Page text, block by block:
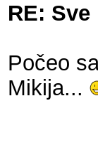
RE:
Počeo
Mikija...